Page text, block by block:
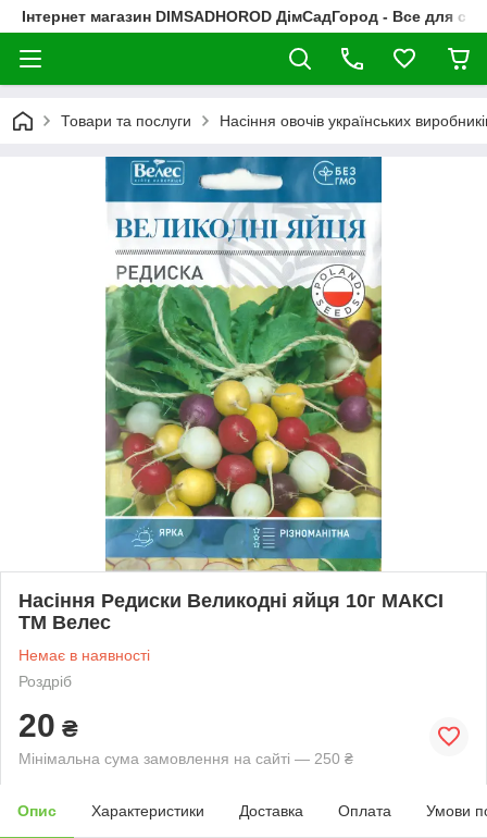
Інтернет магазин DIMSADHOROD ДімСадГород - Все для
Товари та послуги Насіння овочів українських
Насіння Редиски Великодні яйця 10г МАКСІ
ТМ Велес
Немає в наявності
Роздріб
20 ₴
Мінімальна сума замовлення на сайті — 250 ₴
Опис Характеристики Доставка Оплата Умови